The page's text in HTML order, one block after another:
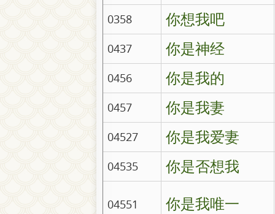
0358 你想我吧
0437 你是神经
0456 你是我的
0457 你是我妻
04527 你是我爱妻
04535 你是否想我
04551 你是我唯一